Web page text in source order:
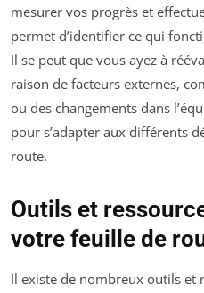
mesurer vos progrès et
permet d’identifier ce qui
Il se peut que vous ayez à
raison de facteurs externes,
ou des changements dans
pour s’adapter aux différents
route.
Outils et
votre feuille de
Il existe de nombreux outils et